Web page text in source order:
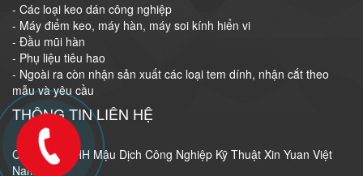
- Các loại keo dán công nghiệp
- Máy điểm keo, máy hàn, máy soi kính hiển vi
- Đầu mũi hàn
- Phụ liệu tiêu hao
- Ngoài ra còn nhận sản xuất các loại tem dính, nhận cắt theo
mẫu và yêu cầu
THÔNG TIN LIÊN HỆ
Công Ty TNHH Mậu Dịch Công Nghiệp Kỹ Thuật Xin Yuan Việt
Nam